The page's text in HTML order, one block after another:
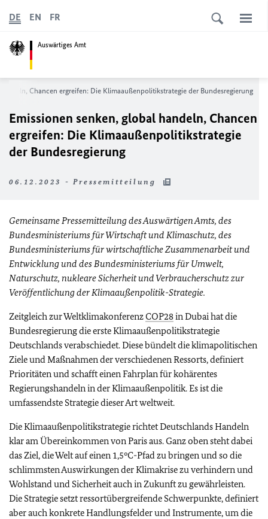
Auswärtiges Amt
DE EN FR
Chancen ergreifen: Die Klimaaußenpolitikstrategie der Bundesregierung
Emissionen senken, global handeln, Chancen
ergreifen: Die Klimaaußenpolitikstrategie
der Bundesregierung
06.12.2023 - Pressemitteilung
Gemeinsame Pressemitteilung des Auswärtigen Amts, des
Bundesministeriums für Wirtschaft und Klimaschutz, des
Bundesministeriums für wirtschaftliche Zusammenarbeit und
Entwicklung und des Bundesministeriums für Umwelt,
Naturschutz, nukleare Sicherheit und Verbraucherschutz zur
Veröffentlichung der Klimaaußenpolitik-Strategie.
Zeitgleich zur WeltklimakonferenzCOP28in Dubai hat die
Bundesregierung die erste Klimaaußenpolitikstrategie
Deutschlands verabschiedet. Diese bündelt die klimapolitischen
Ziele und Maßnahmen der verschiedenen Ressorts, definiert
Prioritäten und schafft einen Fahrplan für kohärentes
Regierungshandeln in der Klimaaußenpolitik. Es ist die
umfassendste Strategie dieser Art weltweit.
Die Klimaaußenpolitikstrategie richtet Deutschlands Handeln
klar am Übereinkommen von Paris aus. Ganz oben steht dabei
das Ziel, die Welt auf einen 1,5°C-Pfad zu bringen und so die
schlimmsten Auswirkungen der Klimakrise zu verhindern und
Wohlstand und Sicherheit auch in Zukunft zu gewährleisten.
Die Strategie setzt ressortübergreifende Schwerpunkte, definiert
aber auch konkrete Handlungsfelder und Instrumente, um die